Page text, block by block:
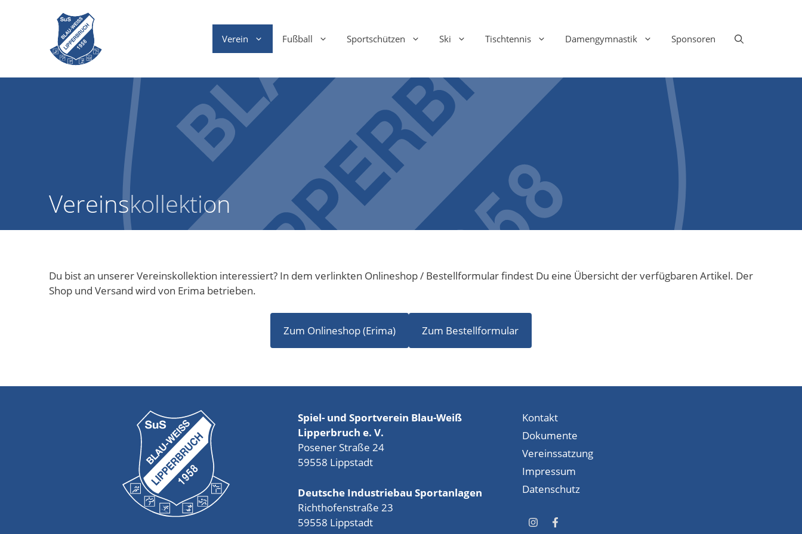
Verein Fußball Sportschützen Ski Tischtennis Damengymnastik Sponsoren
Vereinskollektion
Du bist an unserer Vereinskollektion interessiert? In dem verlinkten Onlineshop / Bestellformular findest Du eine Übersicht der verfügbaren Artikel. Der
Shop und Versand wird von Erima betrieben.
Zum Onlineshop (Erima) Zum Bestellformular
Spiel- und Sportverein Blau-Weiß
Lipperbruch e. V.
Posener Straße 24
59558 Lippstadt
Deutsche Industriebau Sportanlagen
Richthofenstraße 23
59558 Lippstadt
Kontakt
Dokumente
Vereinssatzung
Impressum
Datenschutz